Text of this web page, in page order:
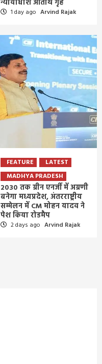
न्यायाधीश अतिथि गृह
1 day ago Arvind Rajak
FEATURE
LATEST
MADHYA PRADESH
2030 तक ग्रीन एनर्जी में अग्रणी
बनेगा मध्यप्रदेश, अंतरराष्ट्रीय
सम्मेलन में CM मोहन यादव ने
पेश किया रोडमैप
2 days ago Arvind Rajak